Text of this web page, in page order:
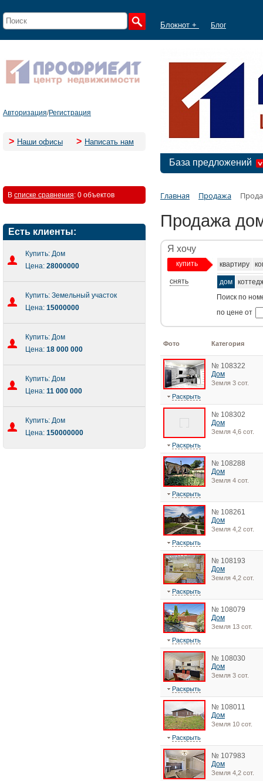
Блокнот + Блог
Авторизация/Регистрация
> Наши офисы > Написать нам
База предложений
В списке сравнения: 0 объектов
Есть клиенты:
Купить: Дом
Цена: 28000000
Купить: Земельный участок
Цена: 15000000
Купить: Дом
Цена: 18 000 000
Купить: Дом
Цена: 11 000 000
Купить: Дом
Цена: 150000000
Главная Продажа
Продажа
Я хочу
купить
снять
квартиру
дом
Поиск по
по цене от
Фото Категория
№ 108322
Дом
Земля 3 сот.
Раскрыть
№ 108302
Дом
Земля 4,6 сот.
Раскрыть
№ 108288
Дом
Земля 4 сот.
Раскрыть
№ 108261
Дом
Земля 4,2 сот.
Раскрыть
№ 108193
Дом
Земля 4,2 сот.
Раскрыть
№ 108079
Дом
Земля 13 сот.
Раскрыть
№ 108030
Дом
Земля 3 сот.
Раскрыть
№ 108011
Дом
Земля 10 сот.
Раскрыть
№ 107983
Дом
Земля 4,2 сот.